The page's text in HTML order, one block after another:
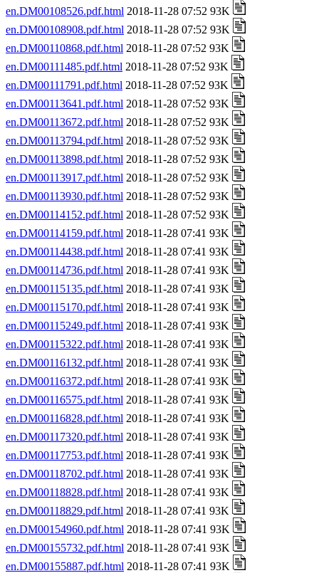
en.DM00108526.pdf.html 2018-11-28 07:52 93K
en.DM00108908.pdf.html 2018-11-28 07:52 93K
en.DM00110868.pdf.html 2018-11-28 07:52 93K
en.DM00111485.pdf.html 2018-11-28 07:52 93K
en.DM00111791.pdf.html 2018-11-28 07:52 93K
en.DM00113641.pdf.html 2018-11-28 07:52 93K
en.DM00113672.pdf.html 2018-11-28 07:52 93K
en.DM00113794.pdf.html 2018-11-28 07:52 93K
en.DM00113898.pdf.html 2018-11-28 07:52 93K
en.DM00113917.pdf.html 2018-11-28 07:52 93K
en.DM00113930.pdf.html 2018-11-28 07:52 93K
en.DM00114152.pdf.html 2018-11-28 07:52 93K
en.DM00114159.pdf.html 2018-11-28 07:41 93K
en.DM00114438.pdf.html 2018-11-28 07:41 93K
en.DM00114736.pdf.html 2018-11-28 07:41 93K
en.DM00115135.pdf.html 2018-11-28 07:41 93K
en.DM00115170.pdf.html 2018-11-28 07:41 93K
en.DM00115249.pdf.html 2018-11-28 07:41 93K
en.DM00115322.pdf.html 2018-11-28 07:41 93K
en.DM00116132.pdf.html 2018-11-28 07:41 93K
en.DM00116372.pdf.html 2018-11-28 07:41 93K
en.DM00116575.pdf.html 2018-11-28 07:41 93K
en.DM00116828.pdf.html 2018-11-28 07:41 93K
en.DM00117320.pdf.html 2018-11-28 07:41 93K
en.DM00117753.pdf.html 2018-11-28 07:41 93K
en.DM00118702.pdf.html 2018-11-28 07:41 93K
en.DM00118828.pdf.html 2018-11-28 07:41 93K
en.DM00118829.pdf.html 2018-11-28 07:41 93K
en.DM00154960.pdf.html 2018-11-28 07:41 93K
en.DM00155732.pdf.html 2018-11-28 07:41 93K
en.DM00155887.pdf.html 2018-11-28 07:41 93K